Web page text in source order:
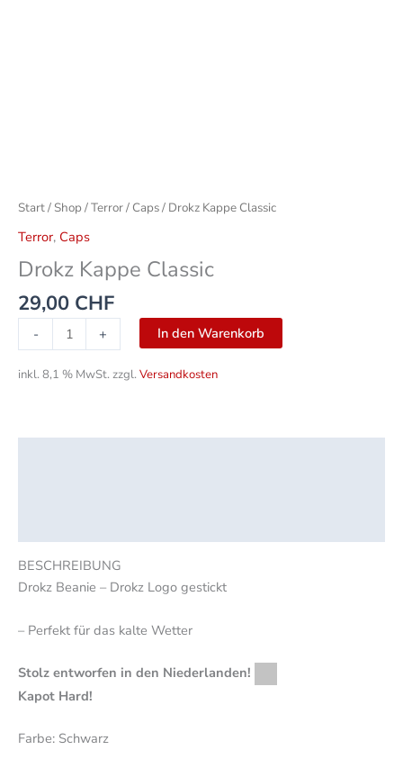
Start/ Shop/Terror/ Caps/ Drokz Kappe Classic
Terror, Caps
Drokz Kappe Classic
29,00 CHF
- + In den Warenkorb
inkl. 8,1 % MwSt. zzgl. Versandkosten
BESCHREIBUNG
Drokz Beanie – Drokz Logo gestickt
– Perfekt für das kalte Wetter
Stolz entworfen in den Niederlanden!
Kapot Hard!
Farbe: Schwarz